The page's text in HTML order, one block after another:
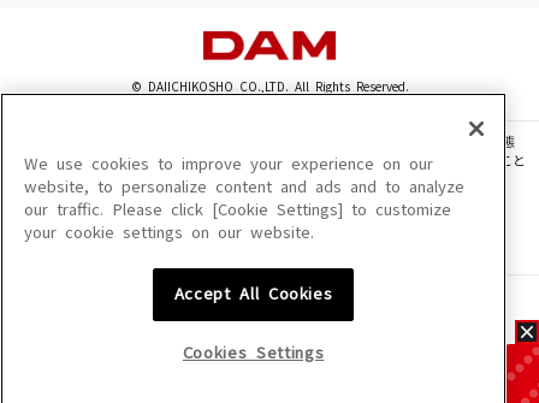
© DAIICHIKOSHO CO.,LTD. All Rights Reserved.
このサイトに掲載されている一切の文章・画像・写真・動画・音声等を、手段や形態
を問わず、著作権法の定める範囲を超えて無断で複製、転載、ファイル化などすること
を禁じます。
楽曲及びコンテンツは、機種によりご利用いただけない場合があります。
楽曲及びコンテンツの配信日、配信内容が変更になる場合があります。
We use cookies to improve your experience on our
website, to personalize content and ads and to analyze
our traffic. Please click [Cookie Settings] to customize
your cookie settings on our website.
Accept All Cookies
Cookies Settings